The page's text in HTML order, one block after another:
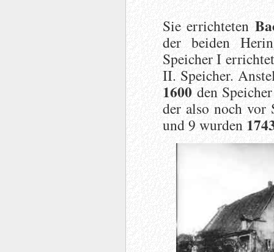
Sie errichteten
der beiden
Speicher I
II. Speicher.
1600den
der also noch
und 9 wurden